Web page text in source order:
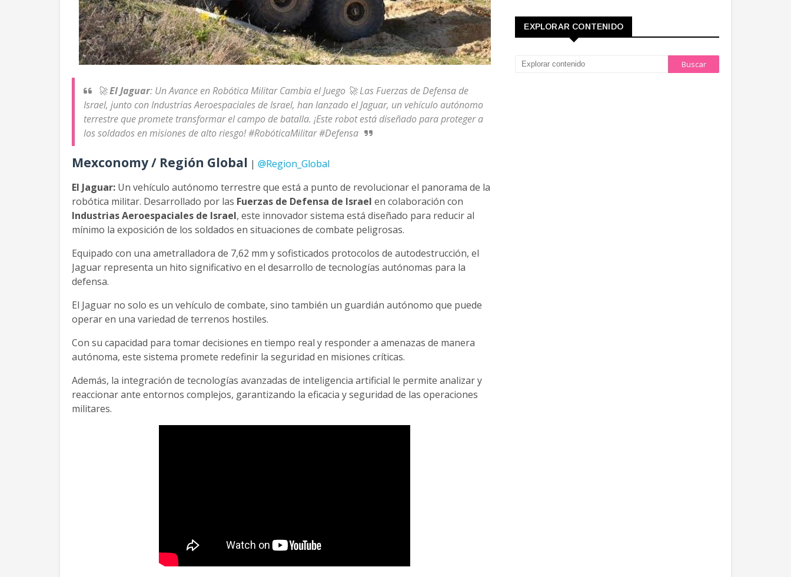
🚀El Jaguar: Un Avance en Robótica Militar Cambia el Juego 🚀 Las Fuerzas de Defensa de
Israel, junto con Industrias Aeroespaciales de Israel, han lanzado el Jaguar, un vehículo autónomo
terrestre que promete transformar el campo de batalla. ¡Este robot está diseñado para proteger a
los soldados en misiones de alto riesgo! #RobóticaMilitar #Defensa
Mexconomy / Región Global | @Region_Global
El Jaguar: Un vehículo autónomo terrestre que está a punto de revolucionar el panorama de la
robótica militar. Desarrollado por las Fuerzas de Defensa de Israel en colaboración con
Industrias Aeroespaciales de Israel, este innovador sistema está diseñado para reducir al
mínimo la exposición de los soldados en situaciones de combate peligrosas.
Equipado con una ametralladora de 7,62 mm y sofisticados protocolos de autodestrucción, el
Jaguar representa un hito significativo en el desarrollo de tecnologías autónomas para la
defensa.
El Jaguar no solo es un vehículo de combate, sino también un guardián autónomo que puede
operar en una variedad de terrenos hostiles.
Con su capacidad para tomar decisiones en tiempo real y responder a amenazas de manera
autónoma, este sistema promete redefinir la seguridad en misiones críticas.
Además, la integración de tecnologías avanzadas de inteligencia artificial le permite analizar y
reaccionar ante entornos complejos, garantizando la eficacia y seguridad de las operaciones
militares.
EXPLORAR CONTENIDO